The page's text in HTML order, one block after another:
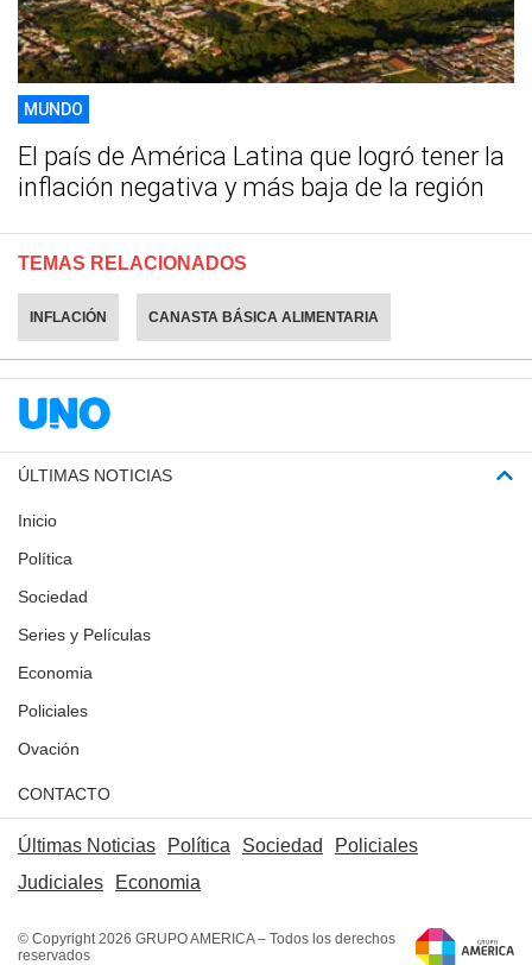
MUNDO
El país de América Latina que logró tener la
inflación negativa y más baja de la región
TEMAS RELACIONADOS
INFLACIÓN CANASTA BÁSICA ALIMENTARIA
ÚLTIMAS NOTICIAS
Inicio
Política
Sociedad
Series y Películas
Economia
Policiales
Ovación
CONTACTO
Últimas Noticias Política Sociedad
Policiales
Judiciales
Economia
© Copyright 2026 GRUPO AMERICA – Todos los derechos
reservados